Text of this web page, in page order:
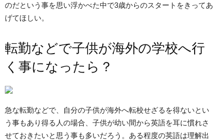
のだという事を思い浮かべた中で3歳からのスタートをきってあ
げてほしい。
転勤などで子供が海外の学校へ行
く事になったら？
急な転勤などで、自分の子供が海外へ転校せざるを得ないとい
う事もあり得る人の場合、子供が幼い間から英語を耳に慣れさ
せておきたいと思う事も多いだろう。ある程度の英語は理解出